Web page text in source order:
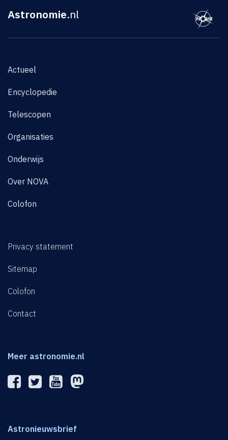
Astronomie.nl
Actueel
Encyclopedie
Telescopen
Organisaties
Onderwijs
Over NOVA
Colofon
Privacy statement
Sitemap
Colofon
Contact
Meer astronomie.nl
Astronieuwsbrief